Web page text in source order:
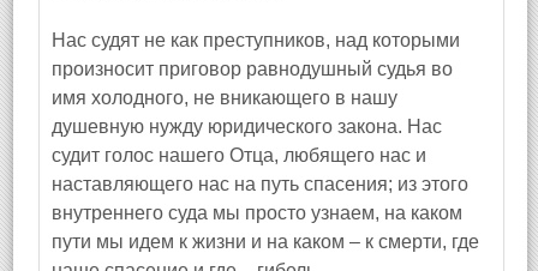
Нас судят не как преступников, над которыми
произносит приговор равнодушный судья во
имя холодного, не вникающего в нашу
душевную нужду юридического закона. Нас
судит голос нашего Отца, любящего нас и
наставляющего нас на путь спасения; из этого
внутреннего суда мы просто узнаем, на каком
пути мы идем к жизни и на каком – к смерти, где